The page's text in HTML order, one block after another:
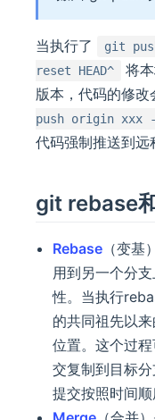
当执行了 git
reset HEAD^
将
版本，代码的修
push origin xxx
代码强制推送到远
git rebase
Rebase （变
用到另一个分
性。当执行
的共同祖先以
位置。这个过
交复制到目标
提交按照时间顺